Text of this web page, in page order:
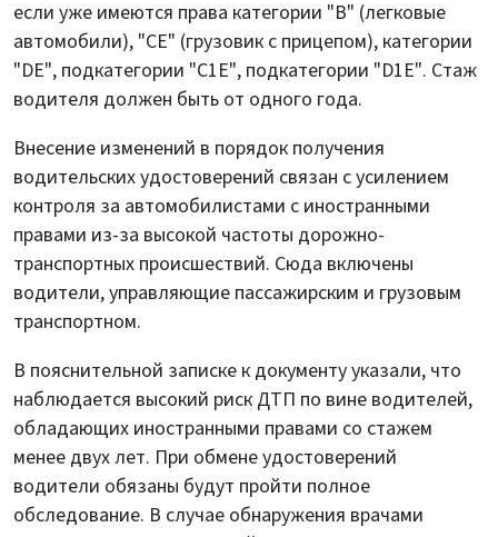
если уже имеются права категории "B" (легковые
автомобили), "СЕ" (грузовик с прицепом), категории
"DE", подкатегории "C1E", подкатегории "D1E". Стаж
водителя должен быть от одного года.
Внесение изменений в порядок получения
водительских удостоверений связан с усилением
контроля за автомобилистами с иностранными
правами из-за высокой частоты дорожно-
транспортных происшествий. Сюда включены
водители, управляющие пассажирским и грузовым
транспортном.
В пояснительной записке к документу указали, что
наблюдается высокий риск ДТП по вине водителей,
обладающих иностранными правами со стажем
менее двух лет. При обмене удостоверений
водители обязаны будут пройти полное
обследование. В случае обнаружения врачами